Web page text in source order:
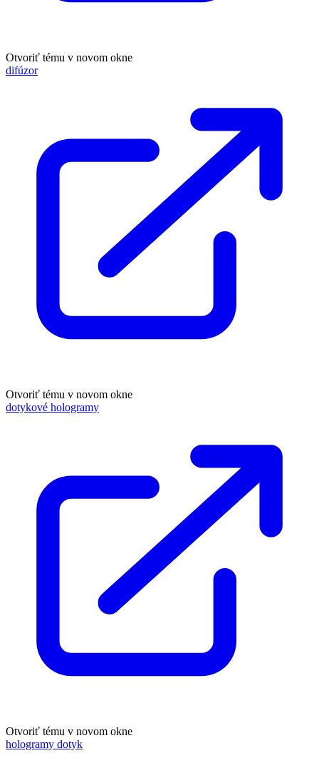
Otvoriť tému v novom okne
difúzor
Otvoriť tému v novom okne
dotykové hologramy
Otvoriť tému v novom okne
hologramy dotyk